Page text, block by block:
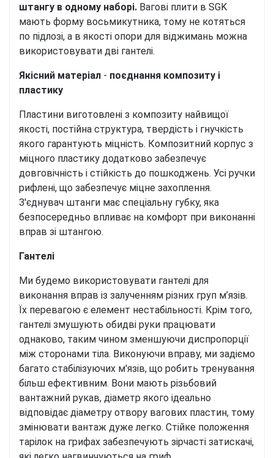
штангу в одному наборі. Вагові плити в SGK
мають форму восьмикутника, тому не котяться
по підлозі, а в якості опори для віджимань можна
використовувати дві гантелі.
Якісний матеріал - поєднання композиту і
пластику
Пластини виготовлені з композиту найвищої
якості, постійна структура, твердість і гнучкість
якого гарантують міцність. Композитний корпус з
міцного пластику додатково забезпечує
довговічність і стійкість до пошкоджень. Усі ручки
рифлені, що забезпечує міцне захоплення.
З'єднувач штанги має спеціальну губку, яка
безпосередньо впливає на комфорт при виконанні
вправ зі штангою.
Гантелі
Ми будемо використовувати гантелі для
виконання вправ із залученням різних груп м’язів.
Їх перевагою є елемент нестабільності. Крім того,
гантелі змушують обидві руки працювати
однаково, таким чином зменшуючи диспропорції
між сторонами тіла. Виконуючи вправу, ми задіємо
багато стабілізуючих м'язів, що робить тренування
більш ефективним. Вони мають різьбовий
вантажний рукав, діаметр якого ідеально
відповідає діаметру отвору вагових пластин, тому
змінювати вантаж дуже легко. Стійке положення
тарілок на грифах забезпечують зірчасті затискачі,